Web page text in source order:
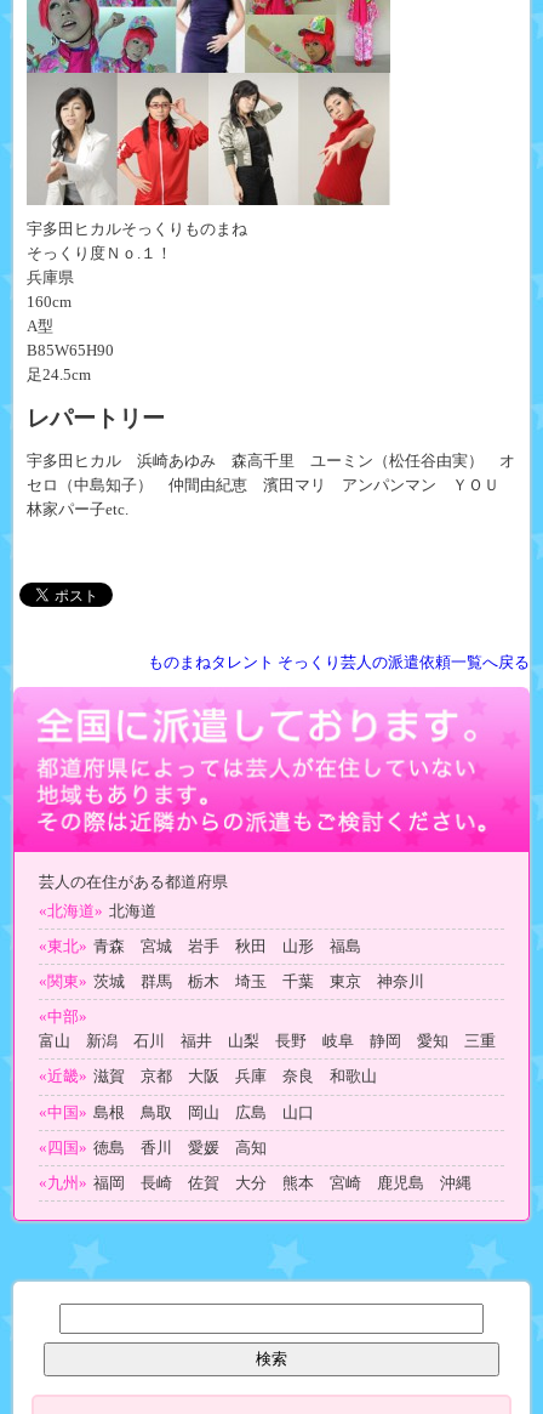
宇多田ヒカルそっくりものまね
そっくり度Ｎｏ.１！
兵庫県
160cm
A型
B85W65H90
足24.5cm
レパートリー
宇多田ヒカル 浜崎あゆみ 森高千里 ユーミン（松任谷由実） オ
セロ（中島知子） 仲間由紀恵 濱田マリ アンパンマン ＹＯＵ
林家パー子etc.
ものまねタレント そっくり芸人の派遣依頼一覧へ戻る
芸人の在住がある都道府県
«北海道» 北海道
«東北» 青森 宮城 岩手 秋田 山形 福島
«関東» 茨城 群馬 栃木 埼玉 千葉 東京 神奈川
«中部»
富山 新潟 石川 福井 山梨 長野 岐阜 静岡 愛知 三重
«近畿» 滋賀 京都 大阪 兵庫 奈良 和歌山
«中国» 島根 鳥取 岡山 広島 山口
«四国» 徳島 香川 愛媛 高知
«九州» 福岡 長崎 佐賀 大分 熊本 宮崎 鹿児島 沖縄